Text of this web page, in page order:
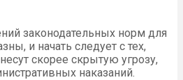
законодательных норм для
и начать следует с тех,
скорее скрытую угрозу,
наказаний.